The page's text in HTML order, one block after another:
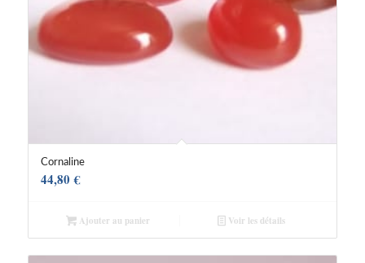
Cornaline
44,80€
Ajouter au panier Voir les détails